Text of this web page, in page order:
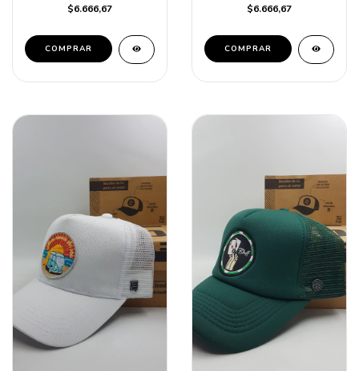
$6.666,67
COMPRAR
$6.666,67
COMPRAR